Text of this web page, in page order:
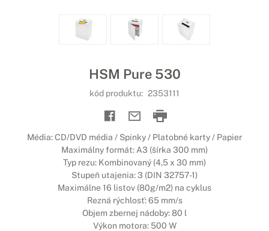
HSM Pure 530
kód produktu: 2353111
Média: CD/DVD média / Spinky / Platobné karty / Papier
Maximálny formát: A3 (šírka 300 mm)
Typ rezu: Kombinovaný (4,5 x 30 mm)
Stupeň utajenia: 3 (DIN 32757-1)
Maximálne 16 listov (80g/m2) na cyklus
Rezná rýchlosť: 65 mm/s
Objem zbernej nádoby: 80 l
Výkon motora: 500 W